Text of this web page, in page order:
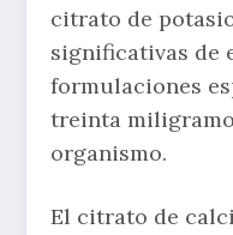
citrato de
significativas de
formulaciones
treinta
organismo.
El citrato de